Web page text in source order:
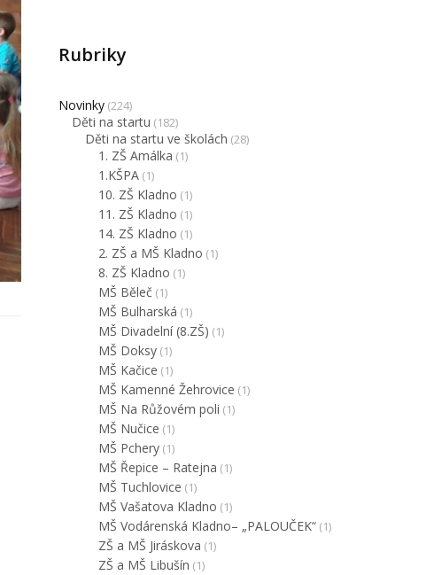
Rubriky
Novinky(224)
Děti na startu (182)
Děti na startu ve školách (28)
1. ZŠ Amálka (1)
1.KŠPA(1)
10. ZŠ Kladno (1)
11. ZŠ Kladno (1)
14. ZŠ Kladno (1)
2. ZŠ a MŠ Kladno (1)
8. ZŠ Kladno (1)
MŠ Běleč (1)
MŠ Bulharská (1)
MŠ Divadelní (8.ZŠ) (1)
MŠ Doksy(1)
MŠ Kačice (1)
MŠ Kamenné Žehrovice (1)
MŠ Na Růžovém poli (1)
MŠ Nučice (1)
MŠ Pchery(1)
MŠ Řepice – Ratejna (1)
MŠ Tuchlovice (1)
MŠ Vašatova Kladno (1)
MŠ Vodárenská Kladno– „PALOUČEK“(1)
ZŠ a MŠ Jiráskova (1)
ZŠ a MŠ Libušín (1)